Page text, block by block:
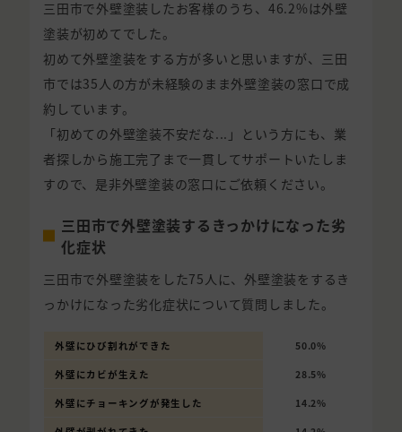
三田市で外壁塗装したお客様のうち、46.2%は外壁
塗装が初めてでした。
初めて外壁塗装をする方が多いと思いますが、三田
市では35人の方が未経験のまま外壁塗装の窓口で成
約しています。
「初めての外壁塗装不安だな...」という方にも、業
者探しから施工完了まで一貫してサポートいたしま
すので、是非外壁塗装の窓口にご依頼ください。
三田市で外壁塗装するきっかけになった劣
化症状
三田市で外壁塗装をした75人に、外壁塗装をするき
っかけになった劣化症状について質問しました。
外壁にひび割れができた 50.0%
外壁にカビが生えた 28.5%
外壁にチョーキングが発生した 14.2%